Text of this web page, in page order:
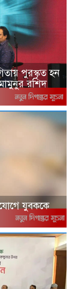
পুরস্কৃত হন
রশিদ
যুবককে